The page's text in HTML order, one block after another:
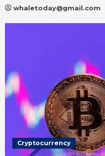
whaletoday@gmail.com
Cryptocurrency